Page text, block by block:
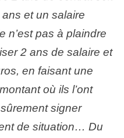
et un salaire
n’est pas à plaindre
2 ans de salaire et
en faisant une
où ils l’ont
signer
de situation… Du